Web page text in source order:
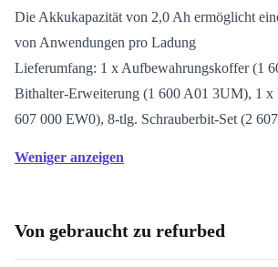
Die Akkukapazität von 2,0 Ah ermöglicht
von Anwendungen pro Ladung
Lieferumfang: 1 x Aufbewahrungskoffer (1
Bithalter-Erweiterung (1 600 A01 3UM), 1 x
607 000 EW0), 8-tlg. Schrauberbit-Set (2
Weniger anzeigen
Von gebraucht zu refurbed